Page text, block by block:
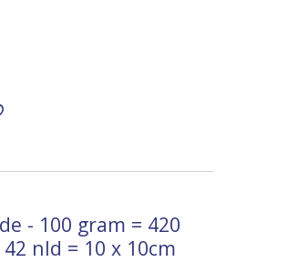
- 100 gram = 420
nld = 10 x 10cm